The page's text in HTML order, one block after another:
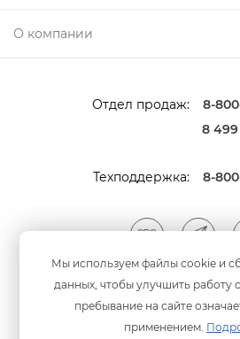
Мы используем файлы cookie и
данных, чтобы улучшить работу
пребывание на сайте
применением.
О компании
Отдел продаж:
8-
8
Техподдержка: 8-
Мы принимаем
анковскими